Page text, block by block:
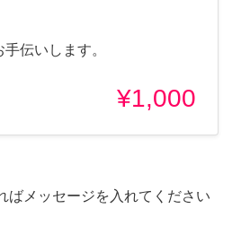
伝いします。
¥1,000
ばメッセージを入れてください